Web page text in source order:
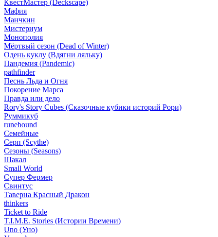
КвестМастер (Deckscape)
Мафия
Манчкин
Мистериум
Монополия
Мёртвый сезон (Dead of Winter)
Одень куклу (Вдягни ляльку)
Пандемия (Pandemic)
pathfinder
Песнь Льда и Огня
Покорение Марса
Правда или дело
Rory's Story Cubes (Сказочные кубики историй Рори)
Руммикуб
runebound
Семейные
Серп (Scythe)
Сезоны (Seasons)
Шакал
Small World
Супер Фермер
Свинтус
Таверна Красный Дракон
thinkers
Ticket to Ride
T.I.M.E. Stories (Истории Времени)
Uno (Уно)